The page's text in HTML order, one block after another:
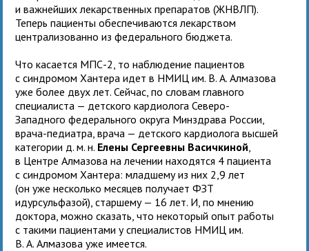
и важнейших лекарственных препаратов (ЖНВЛП).
Теперь пациенты обеспечиваются лекарством
централизованно из федерального бюджета.
Что касается МПС-2, то наблюдение пациентов
с синдромом Хантера идет в НМИЦ им. В. А. Алмазова
уже более двух лет. Сейчас, по словам главного
специалиста — детского кардиолога Северо-
Западного федерального округа Минздрава России,
врача-педиатра, врача — детского кардиолога высшей
категории д. м. н. Елены Сергеевны Васичкиной
в Центре Алмазова на лечении находятся 4 пациента
с синдромом Хантера: младшему из них 2,9 лет
(он уже несколько месяцев получает ФЗТ
идурсульфазой), старшему — 16 лет. И, по мнению
доктора, можно сказать, что некоторый опыт работы
с такими пациентами у специалистов НМИЦ им.
В. А. Алмазова уже имеется.